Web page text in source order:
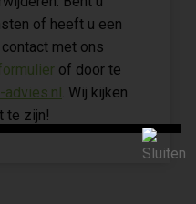
of heeft u een
met ons
of door te
advies.nl. Wij kijken
te zijn!